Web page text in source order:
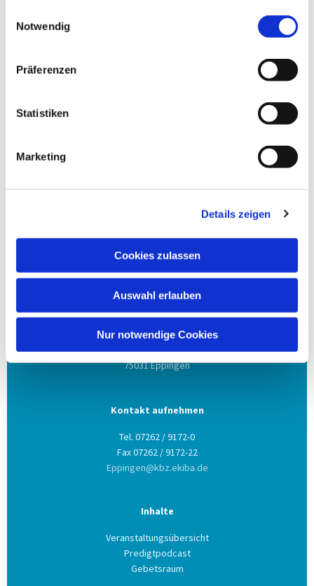
Notwendig
Präferenzen
Statistiken
Marketing
Details zeigen
Cookies zulassen
Auswahl erlauben
Nur notwendige Cookies
Evang. Kirchengemeinde Eppingen
Ludwig-Zorn-Str. 12
75031 Eppingen
Kontakt aufnehmen
Tel. 07262 / 9172-0
Fax 07262 / 9172-22
Eppingen@kbz.ekiba.de
Inhalte
Veranstaltungsübersicht
Predigtpodcast
Gebetsraum